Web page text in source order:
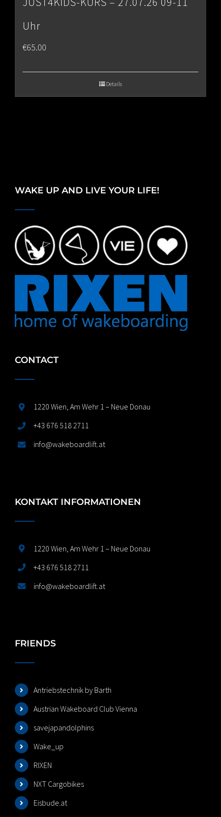
Uhr
€65.00
Details
WAKE UP AND LIVE YOUR LIFE!
CONTACT
1220 Wien, Am Wehr 1 – Neue Donau
+43 676 518 2711
info@wakeboardlift.at
KONTAKT INFORMATIONEN
1220 Wien, Am Wehr 1 – Neue Donau
+43 676 518 2711
info@wakeboardlift.at
FRIENDS
Antriebstechnik by Barth
Austrian Wakeboard Club Vienna
savejapandolphins
Wake_up
RIXEN
NXT Cargobikes
Eisbude.at